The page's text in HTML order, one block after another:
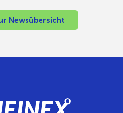
Newsübersicht